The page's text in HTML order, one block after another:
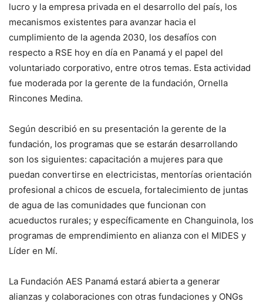
lucro y la empresa privada en el desarrollo del país, los
mecanismos existentes para avanzar hacia el
cumplimiento de la agenda 2030, los desafíos con
respecto a RSE hoy en día en Panamá y el papel del
voluntariado corporativo, entre otros temas. Esta actividad
fue moderada por la gerente de la fundación, Ornella
Rincones Medina.
Según describió en su presentación la gerente de la
fundación, los programas que se estarán desarrollando
son los siguientes: capacitación a mujeres para que
puedan convertirse en electricistas, mentorías orientación
profesional a chicos de escuela, fortalecimiento de juntas
de agua de las comunidades que funcionan con
acueductos rurales; y específicamente en Changuinola, los
programas de emprendimiento en alianza con el MIDES y
Líder en Mí.
La Fundación AES Panamá estará abierta a generar
alianzas y colaboraciones con otras fundaciones y ONGs